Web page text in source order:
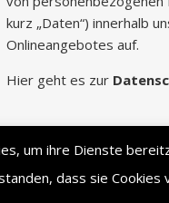
kurz „Daten“) innerhalb
Onlineangebotes auf.
Hier geht es zur
um ihre Dienste
dass sie Cookies